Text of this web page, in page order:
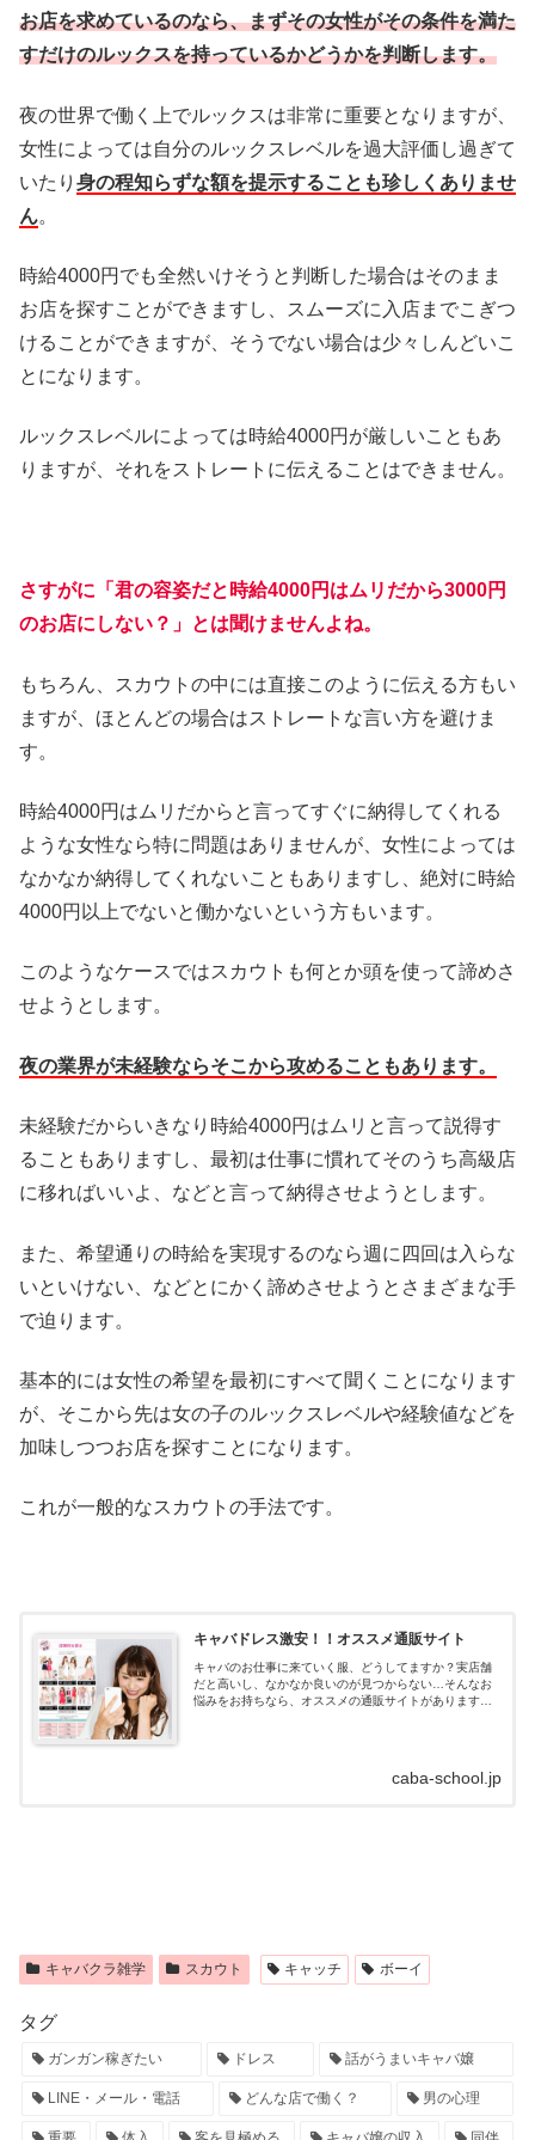
お店を求めているのなら、まずその女性がその条件を満た
すだけのルックスを持っているかどうかを判断します。
夜の世界で働く上でルックスは非常に重要となりますが、
女性によっては自分のルックスレベルを過大評価し過ぎて
いたり 身の程知らずな額を提示することも珍しくありませ
ん。
時給4000円でも全然いけそうと判断した場合はそのまま
お店を探すことができますし、スムーズに入店までこぎつ
けることができますが、そうでない場合は少々しんどいこ
とになります。
ルックスレベルによっては時給4000円が厳しいこともあ
りますが、それをストレートに伝えることはできません。
さすがに「君の容姿だと時給4000円はムリだから3000円
のお店にしない？」とは聞けませんよね。
もちろん、スカウトの中には直接このように伝える方もい
ますが、ほとんどの場合はストレートな言い方を避けま
す。
時給4000円はムリだからと言ってすぐに納得してくれる
ような女性なら特に問題はありませんが、女性によっては
なかなか納得してくれないこともありますし、絶対に時給
4000円以上でないと働かないという方もいます。
このようなケースではスカウトも何とか頭を使って諦めさ
せようとします。
夜の業界が未経験ならそこから攻めることもあります。
未経験だからいきなり時給4000円はムリと言って説得す
ることもありますし、最初は仕事に慣れてそのうち高級店
に移ればいいよ、などと言って納得させようとします。
また、希望通りの時給を実現するのなら週に四回は入らな
いといけない、などとにかく諦めさせようとさまざまな手
で迫ります。
基本的には女性の希望を最初にすべて聞くことになります
が、そこから先は女の子のルックスレベルや経験値などを
加味しつつお店を探すことになります。
これが一般的なスカウトの手法です。
キャバドレス激安！！オススメ通販サイト
キャバのお仕事に来ていく服、どうしてますか？実店舗
だと高いし、なかなか良いのが見つからない…そんなお
悩みをお持ちなら、オススメの通販サイトがあります！
caba-school.jp
キャバクラ雑学 スカウト キャッチ ボーイ
タグ
ガンガン稼ぎたい ドレス 話がうまいキャバ嬢
LINE・メール・電話 どんな店で働く？ 男の心理